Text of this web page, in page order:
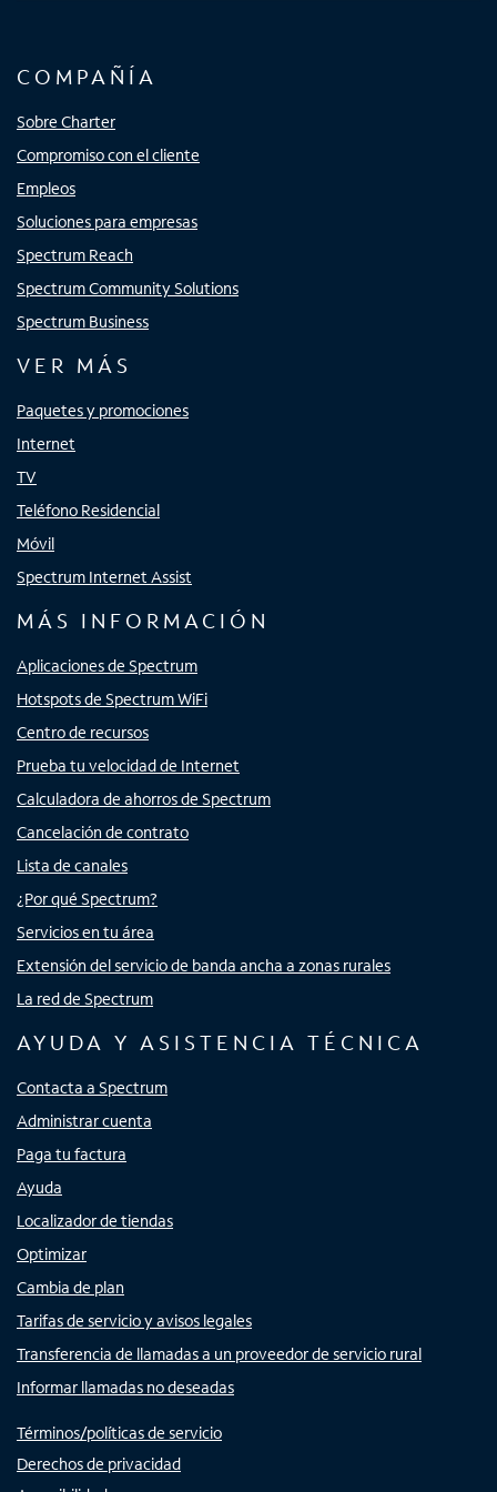
COMPAÑÍA
Sobre Charter
Compromiso con el cliente
Empleos
Soluciones para empresas
Spectrum Reach
Spectrum Community Solutions
Spectrum Business
VER MÁS
Paquetes y promociones
Internet
TV
Teléfono Residencial
Móvil
Spectrum Internet Assist
MÁS INFORMACIÓN
Aplicaciones de Spectrum
Hotspots de Spectrum WiFi
Centro de recursos
Prueba tu velocidad de Internet
Calculadora de ahorros de Spectrum
Cancelación de contrato
Lista de canales
¿Por qué Spectrum?
Servicios en tu área
Extensión del servicio de banda ancha a zonas rurales
La red de Spectrum
AYUDA Y ASISTENCIA TÉCNICA
Contacta a Spectrum
Administrar cuenta
Paga tu factura
Ayuda
Localizador de tiendas
Optimizar
Cambia de plan
Tarifas de servicio y avisos legales
Transferencia de llamadas a un proveedor de servicio rural
Informar llamadas no deseadas
Términos/políticas de servicio
Derechos de privacidad